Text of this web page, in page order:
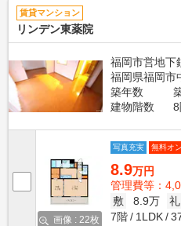
賃貸マンション
リンデン東薬院
福岡市営地下
福岡県福岡市
築年数
建物階数
画像 : 22枚
写真充実 無料オ
8.9万円
管理費等：
敷
8.9万 礼
7階
1LDK